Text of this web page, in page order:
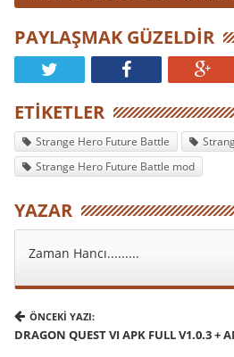
PAYLAŞMAK GÜZELDIR
ETIKETLER
Strange Hero Future Battle
Strange Hero Future Battle mod
YAZAR
Zaman Hancı.........
ÖNCEKI YAZI:
DRAGON QUEST VI APK FULL V1.0.3 +